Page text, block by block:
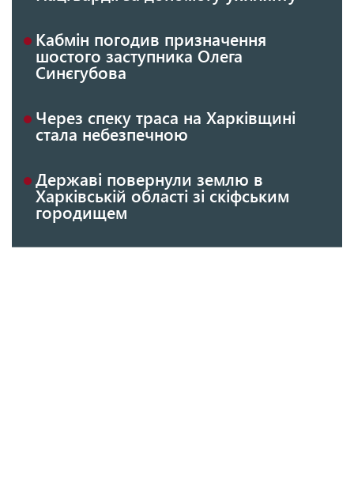
Кабмін погодив призначення
шостого заступника Олега
Синєгубова
Через спеку траса на Харківщині
стала небезпечною
Державі повернули землю в
Харківській області зі скіфським
городищем